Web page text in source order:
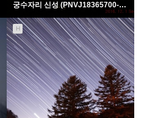
15764
12-02
본회|김지훈
궁수자리 신성 (PNVJ18365700-2855420 )
H